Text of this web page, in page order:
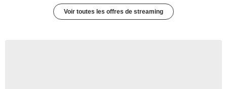
Voir toutes les offres de streaming